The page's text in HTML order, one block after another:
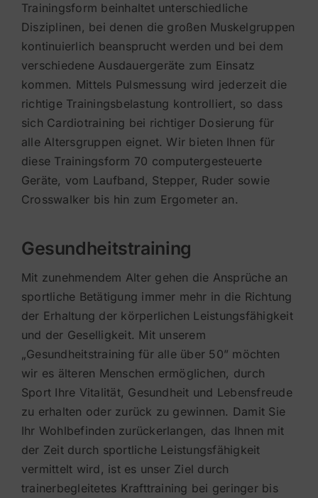
Trainingsform beinhaltet unterschiedliche
Disziplinen, bei denen die großen Muskelgruppen
kontinuierlich beansprucht werden und bei dem
verschiedene Ausdauergeräte zum Einsatz
kommen. Mittels Pulsmessung wird jederzeit die
richtige Trainingsbelastung kontrolliert, so dass
sich Cardiotraining bei richtiger Dosierung für
alle Altersgruppen eignet. Wir bieten Ihnen für
diese Trainingsform 70 computergesteuerte
Geräte, vom Laufband, Stepper, Ruder sowie
Crosswalker bis hin zum Ergometer an.
Gesundheitstraining
Mit zunehmendem Alter gehen die Ansprüche an
sportliche Betätigung immer mehr in die Richtung
der Erhaltung der körperlichen Leistungsfähigkeit
und der Geselligkeit. Mit unserem
„Gesundheitstraining für alle über 50” möchten
wir es älteren Menschen ermöglichen, durch
Sport Ihre Vitalität, Gesundheit und Lebensfreude
zu erhalten oder zurück zu gewinnen. Damit Sie
Ihr Wohlbefinden zurückerlangen, das Ihnen mit
der Zeit durch sportliche Leistungsfähigkeit
vermittelt wird, ist es unser Ziel durch
trainerbegleitetes Krafttraining bei geringer bis